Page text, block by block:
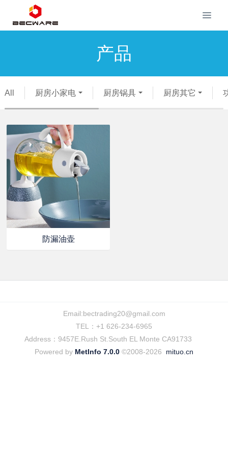
产品
All 厨房小家电 厨房锅具 厨房其它
防漏油壶
Email:bectrading20@gmail.com
TEL：+1 626-234-6965
Address：9457E.Rush St.South EL Monte CA91733
Powered by MetInfo 7.0.0 ©2008-2026 mituo.cn